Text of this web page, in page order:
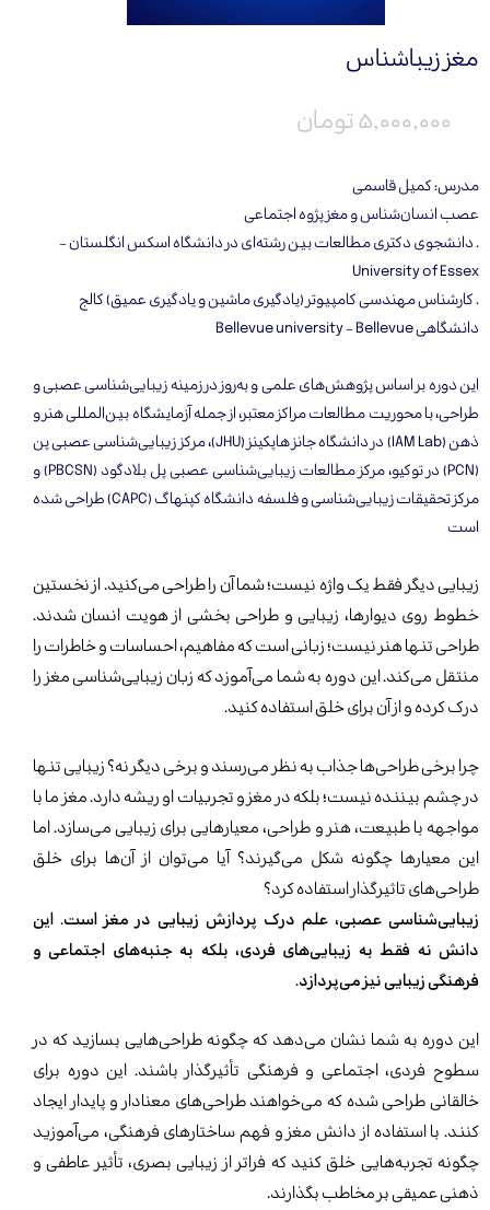
مغز زیباشناس
۵,۰۰۰,۰۰۰ تومان
مدرس: کمیل قاسمی
عصب انسان‌شناس و مغز پژوه اجتماعی
. دانشجوی دکتری مطالعات بین رشته‌ای در دانشگاه اسکس انگلستان -
University of Essex
. کارشناس مهندسی کامپیوتر (یادگیری ماشین و یادگیری عمیق) کالج
دانشگاهی Bellevue university - Bellevue
این دوره بر اساس پژوهش‌های علمی و به‌روز در زمینه زیبایی‌شناسی عصبی و
طراحی، با محوریت مطالعات مراکز معتبر،‌ از جمله آزمایشگاه بین‌المللی هنر و
ذهن (IAM Lab) در دانشگاه جانز هاپکینز (JHU)، مرکز زیبایی‌شناسی عصبی پن
(PCN) در توکیو، مرکز مطالعات زیبایی‌شناسی عصبی پل بلادگود (PBCSN) و
مرکز تحقیقات زیبایی‌شناسی و فلسفه دانشگاه کپنهاگ (CAPC) طراحی شده
است
زیبایی دیگر فقط یک واژه نیست؛ شما آن را طراحی می‌کنید. از نخستین
خطوط روی دیوارها، زیبایی و طراحی بخشی از هویتانسان شدند.
طراحی تنها هنر نیست؛ زبانی است که مفاهیم، احساسات و خاطرات را
منتقل می‌کند. این دوره به شما می‌آموزد که زبان زیبایی‌شناسی مغز را
درک کرده و از آن برای خلق استفاده کنید.
چرا برخی طراحی‌ها جذاب به نظر می‌رسند و برخی دیگر نه؟ زیبایی تنها
در چشم بیننده نیست؛ بلکه در مغز و تجربیات او ریشه دارد. مغز ما با
مواجهه با طبیعت، هنر و طراحی، معیارهایی برای زیبایی می‌سازد. اما
این معیارها چگونه شکل می‌گیرند؟ آیا می‌توان از آن‌ها برای خلق
طراحی‌های تاثیرگذار استفاده کرد؟
زیبایی‌شناسی عصبی، علم درک پردازش زیبایی در مغز است. این
دانش نه فقط به زیبایی‌های فردی، بلکه به جنبه‌های اجتماعی و
فرهنگی زیبایی نیز می‌پردازد.
این دوره به شما نشان می‌دهد که چگونه طراحی‌هایی بسازید که در
سطوح فردی، اجتماعی و فرهنگی تأثیرگذار باشند. این دوره برای
خالقانی طراحی شده که می‌خواهند طراحی‌های معنادار و پایدار ایجاد
کنند. با استفاده از دانش مغز و فهم ساختارهای فرهنگی، می‌آموزید
چگونه تجربه‌هایی خلق کنید که فراتر از زیبایی بصری، تأثیر عاطفی و
ذهنی عمیقی بر مخاطب بگذارند.